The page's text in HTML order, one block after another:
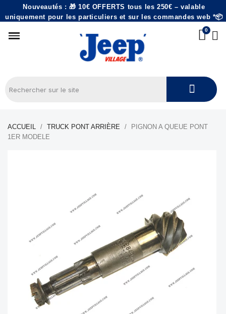
Nouveautés : 🎁 10€ OFFERTS tous les 250€ – valable
uniquement pour les particuliers et sur les commandes web *📦
ACCUEIL TRUCK PONT ARRIÈRE
PIGNON A QUEUE PONT
1ER MODELE